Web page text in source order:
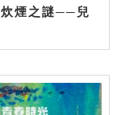
炊煙之謎──兒